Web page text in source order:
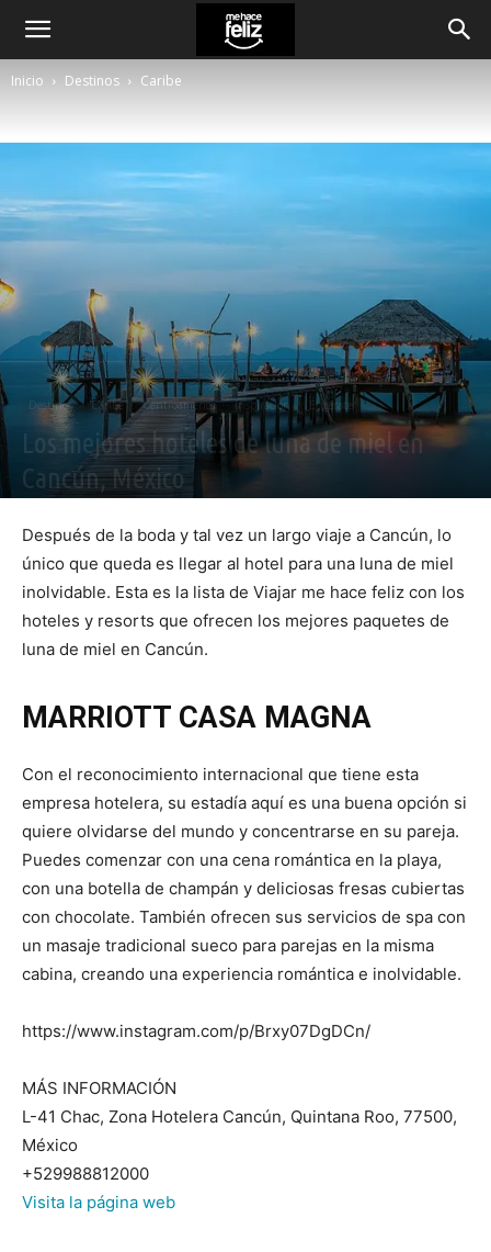
Inicio Destinos Caribe
Destinos Caribe Centroamérica Inspiración Entérate
Los mejores hoteles de luna de miel en
Cancún, México
Después de la boda y tal vez un largo viaje a Cancún, lo
único que queda es llegar al hotel para una luna de miel
inolvidable. Esta es la lista de Viajar me hace feliz con los
hoteles y resorts que ofrecen los mejores paquetes de
luna de miel en Cancún.
MARRIOTT CASA MAGNA
Con el reconocimiento internacional que tiene esta
empresa hotelera, su estadía aquí es una buena opción si
quiere olvidarse del mundo y concentrarse en su pareja.
Puedes comenzar con una cena romántica en la playa,
con una botella de champán y deliciosas fresas cubiertas
con chocolate. También ofrecen sus servicios de spa con
un masaje tradicional sueco para parejas en la misma
cabina, creando una experiencia romántica e inolvidable.
https://www.instagram.com/p/Brxy07DgDCn/
MÁS INFORMACIÓN
L-41 Chac, Zona Hotelera Cancún, Quintana Roo, 77500,
México
+529988812000
Visita la página web